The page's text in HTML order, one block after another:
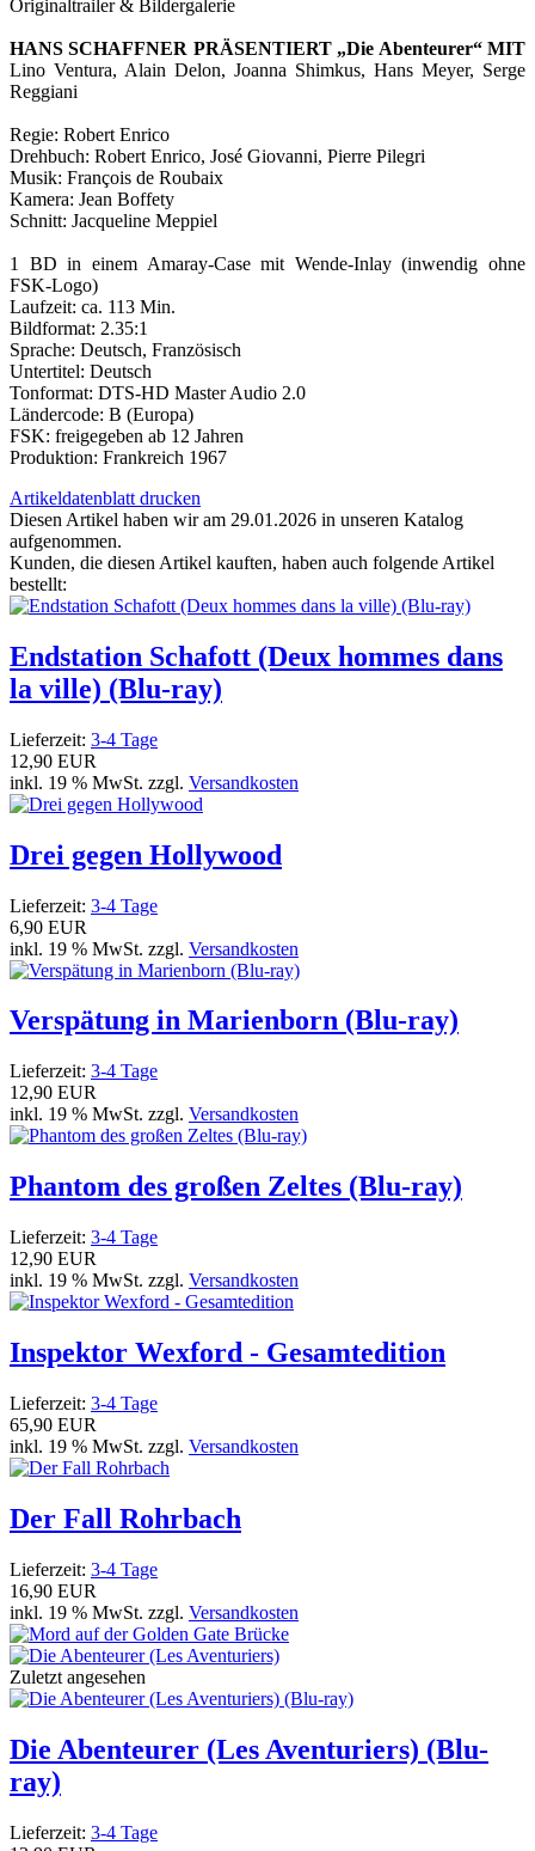
Originaltrailer & Bildergalerie
HANS SCHAFFNER PRÄSENTIERT „Die Abenteurer“ MIT
Lino Ventura, Alain Delon, Joanna Shimkus, Hans Meyer, Serge
Reggiani
Regie: Robert Enrico
Drehbuch: Robert Enrico, José Giovanni, Pierre Pilegri
Musik: François de Roubaix
Kamera: Jean Boffety
Schnitt: Jacqueline Meppiel
1 BD in einem Amaray-Case mit Wende-Inlay (inwendig ohne
FSK-Logo)
Laufzeit: ca. 113 Min.
Bildformat: 2.35:1
Sprache: Deutsch, Französisch
Untertitel: Deutsch
Tonformat: DTS-HD Master Audio 2.0
Ländercode: B (Europa)
FSK: freigegeben ab 12 Jahren
Produktion: Frankreich 1967
Artikeldatenblatt drucken
Diesen Artikel haben wir am 29.01.2026 in unseren Katalog
aufgenommen.
Kunden, die diesen Artikel kauften, haben auch folgende Artikel
bestellt:
Endstation Schafott (Deux hommes dans
la ville) (Blu-ray)
Lieferzeit: 3-4 Tage
12,90 EUR
inkl. 19 % MwSt. zzgl. Versandkosten
Drei gegen Hollywood
Lieferzeit: 3-4 Tage
6,90 EUR
inkl. 19 % MwSt. zzgl. Versandkosten
Verspätung in Marienborn (Blu-ray)
Lieferzeit: 3-4 Tage
12,90 EUR
inkl. 19 % MwSt. zzgl. Versandkosten
Phantom des großen Zeltes (Blu-ray)
Lieferzeit: 3-4 Tage
12,90 EUR
inkl. 19 % MwSt. zzgl. Versandkosten
Inspektor Wexford - Gesamtedition
Lieferzeit: 3-4 Tage
65,90 EUR
inkl. 19 % MwSt. zzgl. Versandkosten
Der Fall Rohrbach
Lieferzeit: 3-4 Tage
16,90 EUR
inkl. 19 % MwSt. zzgl. Versandkosten
Zuletzt angesehen
Die Abenteurer (Les Aventuriers) (Blu-
ray)
Lieferzeit: 3-4 Tage